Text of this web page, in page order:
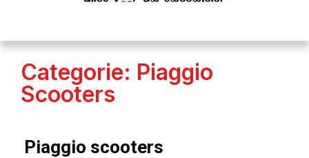
Categorie: Piaggio
Scooters
Piaggio scooters